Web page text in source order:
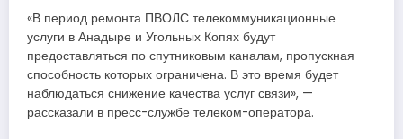
«В период ремонта ПВОЛС телекоммуникационные
услуги в Анадыре и Угольных Копях будут
предоставляться по спутниковым каналам, пропускная
способность которых ограничена. В это время будет
наблюдаться снижение качества услуг связи», —
рассказали в пресс-службе телеком-оператора.